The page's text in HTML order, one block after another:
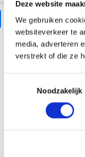
Deze website
We gebruiken
websiteverkeer te
media, adverteren
verstrekt of die ze
Noodzakelijk